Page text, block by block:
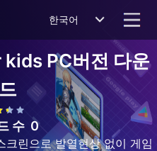
한국어
kidsPC버전 다운
수 0
크린으로 발열현상 없이 게임